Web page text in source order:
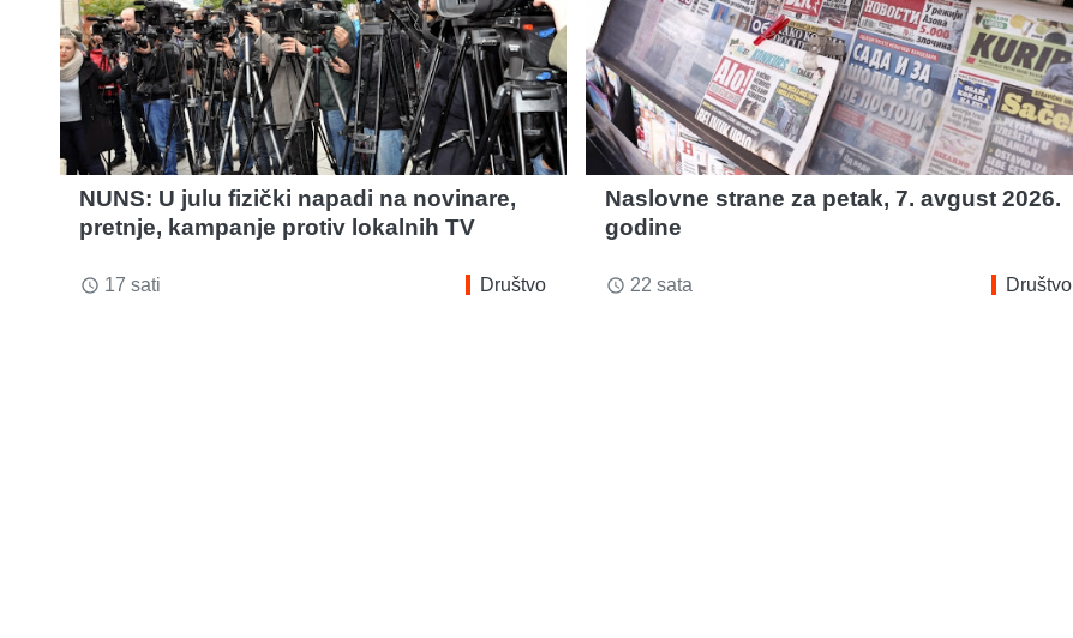
NUNS: U julu fizički napadi na novinare,
pretnje, kampanje protiv lokalnih TV
access_time 17 sati Društvo
Naslovne strane za petak, 7. avgust 2026.
godine
access_time 22 sata Društvo